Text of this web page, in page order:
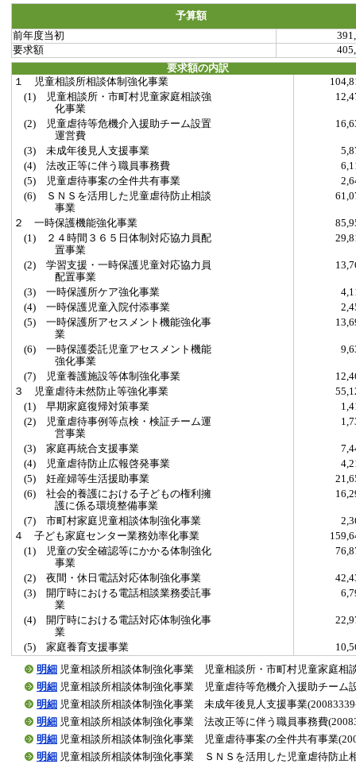
予算額
前年度当初
要求額
要求額の内訳
１ 児童相談所相談体制強化事業
(1) 児童相談所・市町村児童家庭相談強
化事業
(2) 児童虐待等危機介入援助チーム設置
運営費
(3) 未成年後見人支援事業
(4) 法改正等に伴う職員事務費
(5) 児童虐待事案の全件共有事業
(6) ＳＮＳを活用した児童虐待防止相談
事業
２ 一時保護機能強化事業
(1) ２４時間３６５日体制対応協力員配
置事業
(2) 学習支援・一時保護児童対応協力員
配置事業
(3) 一時保護所ケア強化事業
(4) 一時保護児童入院付添事業
(5) 一時保護所アセスメント機能強化事
業
(6) 一時保護委託児童アセスメント機能
強化事業
(7) 児童養護施設等体制強化事業
３ 児童虐待未然防止等強化事業
(1) 早期家庭復帰対策事業
(2) 児童虐待事例等点検・検証チーム運
営事業
(3) 家庭再統合支援事業
(4) 児童虐待防止広報啓発事業
(5) 妊産婦等生活援助事業
(6) 社会的養護における子どもの権利擁
護に係る環境整備事業
(7) 市町村家庭児童相談体制強化事業
４ 子ども家庭センター業務効率化事業
(1) 児童の安全確認等にかかる体制強化
事業
(2) 夜間・休日電話対応体制強化事業
(3) 開庁時における電話相談業務委託事
業
(4) 開庁時における電話対応体制強化事
業
(5) 家庭養育支援事業
明細 児童相談所相談体制強化事業 児童相談所・市町村児童家庭相
明細 児童相談所相談体制強化事業 児童虐待等危機介入援助チーム
明細 児童相談所相談体制強化事業 未成年後見人支援事業
明細 児童相談所相談体制強化事業 法改正等に伴う職員事務費
明細 児童相談所相談体制強化事業 児童虐待事案の全件共有事業
明細 児童相談所相談体制強化事業 ＳＮＳを活用した児童虐待防止